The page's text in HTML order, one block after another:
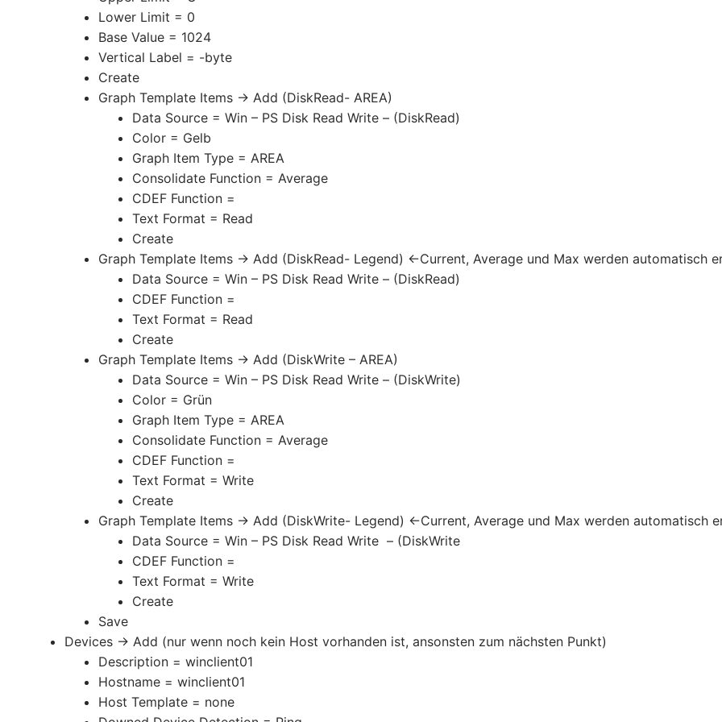
Lower Limit = 0
Base Value = 1024
Vertical Label = -byte
Create
Graph Template Items -> Add (DiskRead- AREA)
Data Source = Win – PS Disk Read Write – (DiskRead)
Color = Gelb
Graph Item Type = AREA
Consolidate Function = Average
CDEF Function =
Text Format = Read
Create
Graph Template Items -> Add (DiskRead- Legend) <-Current, Average und Max werden automatisch
Data Source = Win – PS Disk Read Write – (DiskRead)
CDEF Function =
Text Format = Read
Create
Graph Template Items -> Add (DiskWrite – AREA)
Data Source = Win – PS Disk Read Write – (DiskWrite)
Color = Grün
Graph Item Type = AREA
Consolidate Function = Average
CDEF Function =
Text Format = Write
Create
Graph Template Items -> Add (DiskWrite- Legend) <-Current, Average und Max werden automatisch
Data Source = Win – PS Disk Read Write – (DiskWrite
CDEF Function =
Text Format = Write
Create
Save
Devices -> Add (nur wenn noch kein Host vorhanden ist, ansonsten zum nächsten Punkt)
Description = winclient01
Hostname = winclient01
Host Template = none